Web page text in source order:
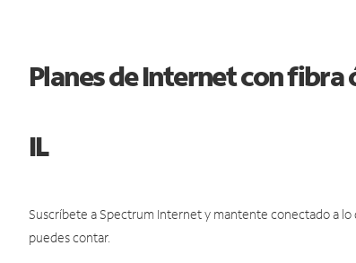
Planes de Internet con
IL
Suscríbete a Spectrum Internet y mantente conectado a
puedes contar.